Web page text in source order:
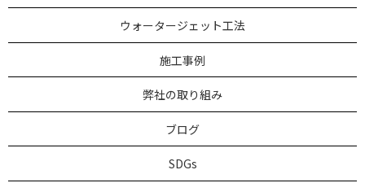
ウォータージェット工法
施工事例
弊社の取り組み
ブログ
SDGs